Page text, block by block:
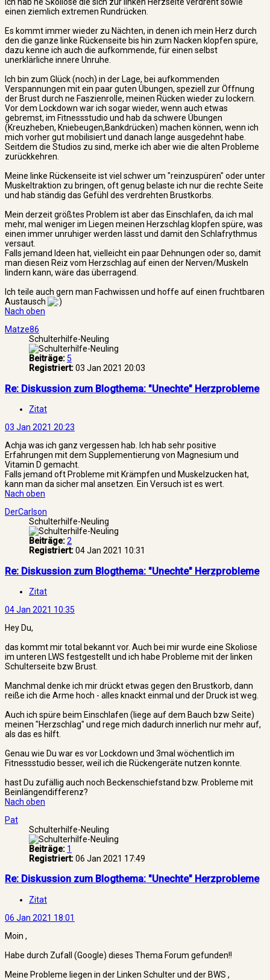
Ich hab ne Skoliose die sich zur linken Herzseite verdreht sowie
einen ziemlich extremen Rundrücken.
Es kommt immer wieder zu Nächten, in denen ich mein Herz durch
den die ganze linke Rückenseite bis hin zum Nacken klopfen spüre,
dazu kenne ich auch die aufkommende, für einen selbst
unerklärliche innere Unruhe.
Ich bin zum Glück (noch) in der Lage, bei aufkommenden
Verspannungen mit ein paar guten Übungen, speziell zur Öffnung
der Brust durch ne Faszienrolle, meinen Rücken wieder zu lockern.
Vor dem Lockdown war ich sogar wieder, wenn auch etwas
gebremst, im Fitnessstudio und hab da schwere Übungen
(Kreuzheben, Kniebeugen,Bankdrücken) machen können, wenn ich
mich vorher gut mobilisiert und danach lange ausgedehnt habe.
Seitdem die Studios zu sind, merke ich aber wie die alten Probleme
zurückkehren.
Meine linke Rückenseite ist viel schwer um "reinzuspüren" oder unter
Muskeltraktion zu bringen, oft genug belaste ich nur die rechte Seite
und hab ständig das Gefühl des verdrehten Brustkorbs.
Mein derzeit größtes Problem ist aber das Einschlafen, da ich mal
mehr, mal weniger im Liegen meinen Herzschlag klopfen spüre, was
einen immer unruhiger werden lässt und damit den Schlafrythmus
versaut.
Falls jemand Ideen hat, vielleicht ein paar Dehnungen oder so, damit
man diesen Reiz vom Herzschlag auf einen der Nerven/Muskeln
lindern kann, wäre das überragend.
Ich teile auch gern man Fachwissen und hoffe auf einen fruchtbaren
Austausch
Nach oben
Matze86
Schulterhilfe-Neuling
Beiträge:5
Registriert:03 Jan 2021 20:03
Re: Diskussion zum Blogthema: "Unechte" Herzprobleme
Zitat
03 Jan 2021 20:23
Achja was ich ganz vergessen hab. Ich hab sehr positive
Erfahrungen mit dem Supplementierung von Magnesium und
Vitamin D gemacht.
Falls jemand oft Probleme mit Krämpfen und Muskelzucken hat,
kann man da sicher mal ansetzen. Ein Versuch ist es wert.
Nach oben
DerCarlson
Schulterhilfe-Neuling
Beiträge:2
Registriert:04 Jan 2021 10:31
Re: Diskussion zum Blogthema: "Unechte" Herzprobleme
Zitat
04 Jan 2021 10:35
Hey Du,
das kommt mir total bekannt vor. Auch bei mir wurde eine Skoliose
im unteren LWS festgestellt und ich habe Probleme mit der linken
Schulterseite bzw Brust.
Manchmal denke ich mir drückt etwas gegen den Brustkorb, dann
reiße ich die Arme hoch - alles knackt einmal und der Druck ist weg.
Auch ich spüre beim Einschlafen (liege auf dem Bauch bzw Seite)
meinen "Herzschlag" und rege mich dadurch innerlich nur mehr auf,
als das es hilft.
Genau wie Du war es vor Lockdown und 3mal wöchentlich im
Fitnessstudio besser, weil ich die Rückengeräte nutzen konnte.
hast Du zufällig auch noch Beckenschiefstand bzw. Probleme mit
Beinlängendifferenz?
Nach oben
Pat
Schulterhilfe-Neuling
Beiträge: 1
Registriert:06 Jan 2021 17:49
Re: Diskussion zum Blogthema: "Unechte" Herzprobleme
Zitat
06 Jan 2021 18:01
Moin ,
Habe durch Zufall (Google) dieses Thema Forum gefunden!!
Meine Probleme liegen in der Linken Schulter und der BWS ,